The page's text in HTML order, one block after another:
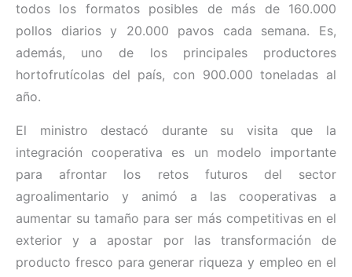
todos los formatos posibles de más de 160.000
pollos diarios y 20.000 pavos cada semana. Es,
además, uno de los principales productores
hortofrutícolas del país, con 900.000 toneladas al
año.
El ministro destacó durante su visita que la
integración cooperativa es un modelo importante
para afrontar los retos futuros del sector
agroalimentario y animó a las cooperativas a
aumentar su tamaño para ser más competitivas en el
exterior y a apostar por las transformación de
producto fresco para generar riqueza y empleo en el